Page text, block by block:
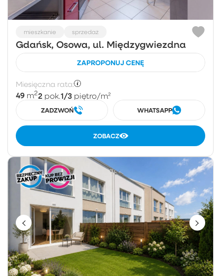
mieszkanie sprzedaż
Gdańsk, Osowa, ul. Międzygwiezdna
ZAPROPONUJ CENĘ
Miesięczna rata:
49 m22 pok.1/3 piętro/m²
ZADZWOŃ WHATSAPP
ZOBACZ